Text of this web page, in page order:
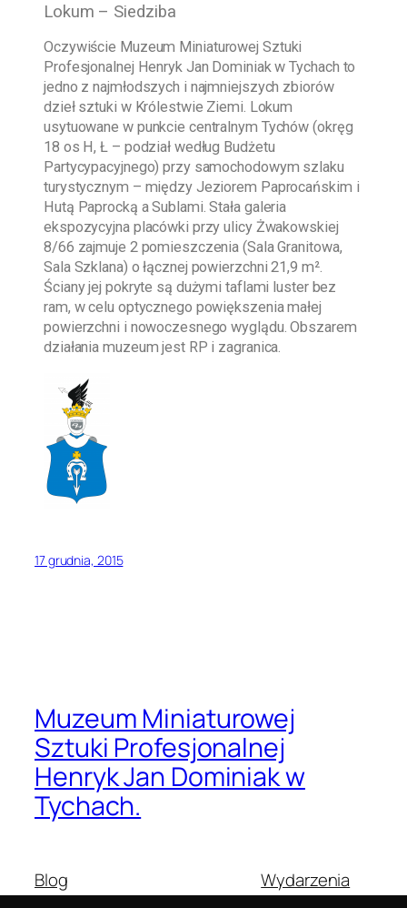
Lokum – Siedziba
Oczywiście Muzeum Miniaturowej Sztuki
Profesjonalnej Henryk Jan Dominiak w Tychach to
jedno z najmłodszych i najmniejszych zbiorów
dzieł sztuki w Królestwie Ziemi. Lokum
usytuowane w punkcie centralnym Tychów (okręg
18 os H, Ł – podział według Budżetu
Partycypacyjnego) przy samochodowym szlaku
turystycznym – między Jeziorem Paprocańskim i
Hutą Paprocką a Sublami. Stała galeria
ekspozycyjna placówki przy ulicy Żwakowskiej
8/66 zajmuje 2 pomieszczenia (Sala Granitowa,
Sala Szklana) o łącznej powierzchni 21,9 m².
Ściany jej pokryte są dużymi taflami luster bez
ram, w celu optycznego powiększenia małej
powierzchni i nowoczesnego wyglądu. Obszarem
działania muzeum jest RP i zagranica.
17 grudnia, 2015
Muzeum Miniaturowej
Sztuki Profesjonalnej
Henryk Jan Dominiak w
Tychach.
Blog
O nas
Wydarzenia
Sklep